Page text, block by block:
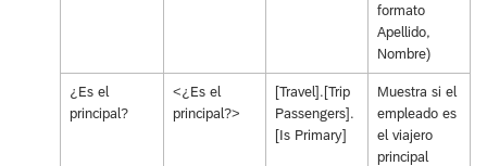
formato
Apellido,
Nombre)
¿Es el
principal?
<¿Es el
principal?>
[Travel].[Trip
Passengers].
[Is Primary]
Muestra si el
empleado es
el viajero
principal